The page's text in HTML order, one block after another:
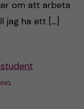
om att arbeta
jag ha ett […]